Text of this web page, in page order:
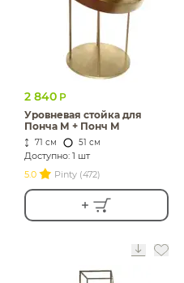
2 840 Р
Уровневая стойка для
Понча М + Понч М
71 см 51 см
Доступно: 1 шт
5.0
Pinty (472)